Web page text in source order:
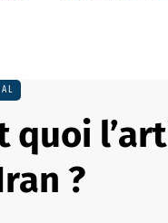
quoi
?